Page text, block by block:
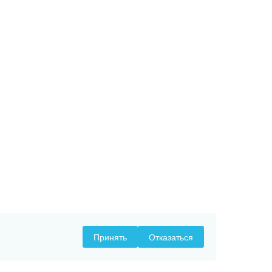
Принять Отказаться